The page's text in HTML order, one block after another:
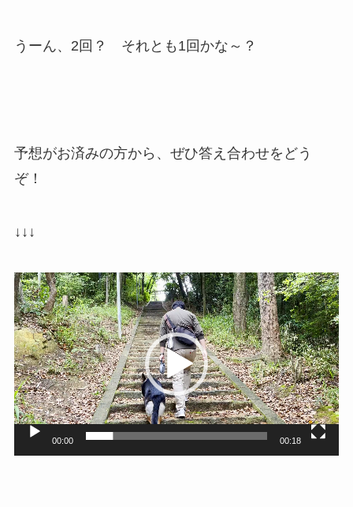
うーん、2回？ それとも1回かな～？
予想がお済みの方から、ぜひ答え合わせをどう
ぞ！
↓↓↓
動
画
プ
レ
ー
ヤ
00:00 00:18